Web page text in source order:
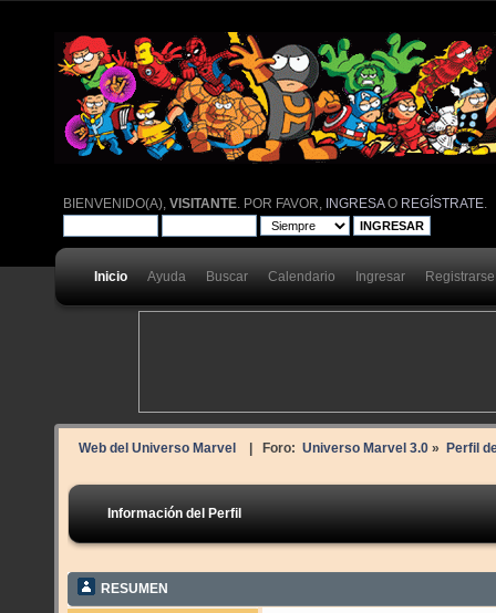
BIENVENIDO(A),VISITANTE . POR FAVOR, INGRESAO REGÍSTRATE
Inicio Ayuda Buscar Calendario Ingresar Registrarse
Web del Universo Marvel | Foro: Universo Marvel 3.0» Perfil
Información del Perfil
RESUMEN